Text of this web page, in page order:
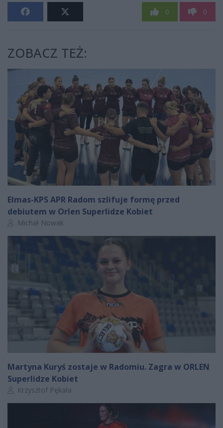
0 0
ZOBACZ TEŻ:
Elmas-KPS APR Radom szlifuje formę przed
debiutem w Orlen Superlidze Kobiet
Autor artykułu:
Michał Nowak
Martyna Kuryś zostaje w Radomiu. Zagra w ORLEN
Superlidze Kobiet
Autor artykułu:
Krzysztof Pękała